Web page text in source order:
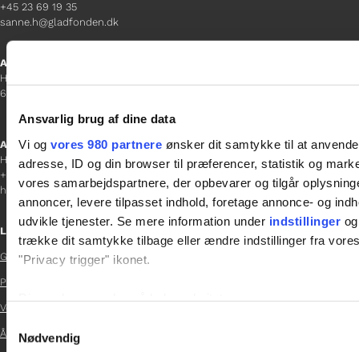
Ansvarlig brug af dine data
Vi og vores 980 partnere ønsker dit samtykke til at
adresse, ID og din browser til præferencer, statistik og
vores samarbejdspartnere, der opbevarer og tilgår
annoncer, levere tilpasset indhold, foretage annonce- og
udvikle tjenester. Se mere information under indstillinger
trække dit samtykke tilbage eller ændre indstillinger fra
"Privacy trigger" ikonet.
Vi bruger cookies til at tilpasse vores indhold og annoncer,
Nødvendig
+45 23 69 19 35
sanne.h@gladfonden.dk
Aabenraa
H P Hanssens Gade 23, 2.
6200 Aabenraa
Afdelingschef
Helene Teichert
+45 29 37 32 41
helene.t@gladfonden.dk
Links
Glad Fonden
Persondatapolitik
Vedtægter
Årsrapport 2024
